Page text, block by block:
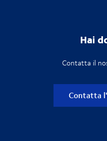
Hai
Contatta il
Contatta